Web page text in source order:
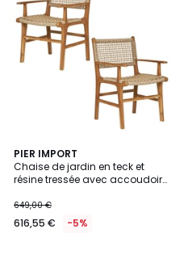
PIER IMPORT
Chaise de jardin en teck et
résine tressée avec accoudoirs
649,00 €
616,55 € -5%